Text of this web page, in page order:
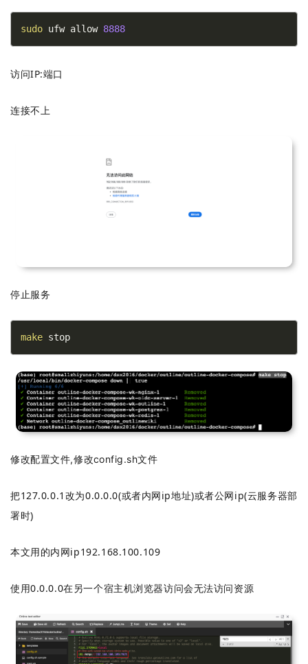
sudo ufw allow 8888
访问IP:端口
连接不上
停止服务
make stop
修改配置文件,修改config.sh文件
把127.0.0.1改为0.0.0.0(或者内网ip地址)或者公网ip(云服务器部
署时)
本文用的内网ip192.168.100.109
使用0.0.0.0在另一个宿主机浏览器访问会无法访问资源